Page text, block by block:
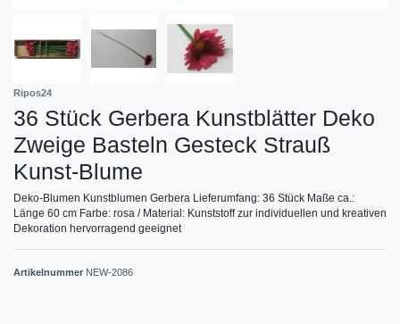
Ripos24
36 Stück Gerbera Kunstblätter Deko
Zweige Basteln Gesteck Strauß
Kunst-Blume
Deko-Blumen Kunstblumen Gerbera Lieferumfang: 36 Stück Maße ca.:
Länge 60 cm Farbe: rosa / Material: Kunststoff zur individuellen und kreativen
Dekoration hervorragend geeignet
Artikelnummer NEW-2086